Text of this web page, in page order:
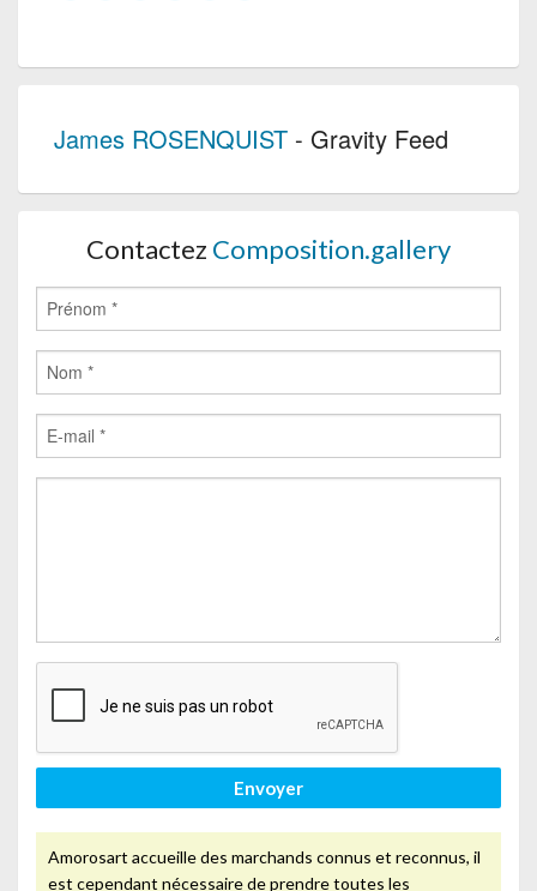
James ROSENQUIST - Gravity Feed
Contactez Composition.gallery
Envoyer
Amorosart accueille des marchands connus et reconnus, il
est cependant nécessaire de prendre toutes les